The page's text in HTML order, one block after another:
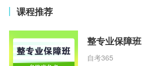
课程推荐
整专业保障班
自考365